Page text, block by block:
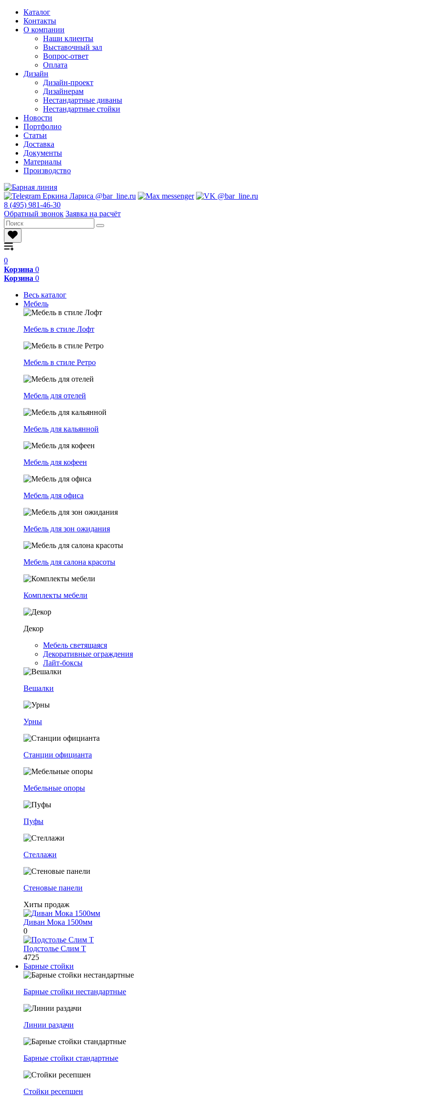
Каталог
Контакты
О компании
Наши клиенты
Выставочный зал
Вопрос-ответ
Оплата
Дизайн
Дизайн-проект
Дизайнерам
Нестандартные диваны
Нестандартные стойки
Новости
Портфолио
Статьи
Доставка
Документы
Материалы
Производство
8 (495) 981-46-30
Обратный звонок Заявка на расчёт
0
Корзина 0
Корзина 0
Весь каталог
Мебель
Мебель в стиле Лофт
Мебель в стиле Ретро
Мебель для отелей
Мебель для кальянной
Мебель для кофеен
Мебель для офиса
Мебель для зон ожидания
Мебель для салона красоты
Комплекты мебели
Декор
Мебель светящаяся
Декоративные ограждения
Лайт-боксы
Вешалки
Урны
Станции официанта
Мебельные опоры
Пуфы
Стеллажи
Стеновые панели
Хиты продаж
Диван Мока 1500мм
0
Подстолье Слим Т
4725
Барные стойки
Барные стойки нестандартные
Линии раздачи
Барные стойки стандартные
Стойки ресепшен